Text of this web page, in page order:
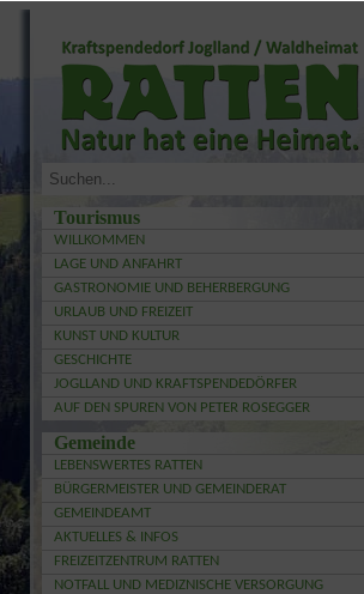
Tourismus
WILLKOMMEN
LAGE UND ANFAHRT
GASTRONOMIE UND BEHERBERGUNG
URLAUB UND FREIZEIT
KUNST UND KULTUR
GESCHICHTE
JOGLLAND UND KRAFTSPENDEDÖRFER
AUF DEN SPUREN VON PETER ROSEGGER
Gemeinde
LEBENSWERTES RATTEN
BÜRGERMEISTER UND GEMEINDERAT
GEMEINDEAMT
AKTUELLES & INFOS
FREIZEITZENTRUM RATTEN
NOTFALL UND MEDIZNISCHE VERSORGUNG